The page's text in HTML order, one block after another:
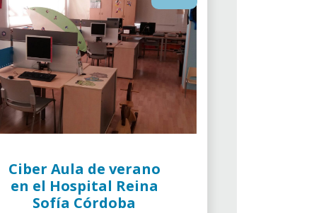
Ciber Aula de verano
en el Hospital Reina
Sofía Córdoba